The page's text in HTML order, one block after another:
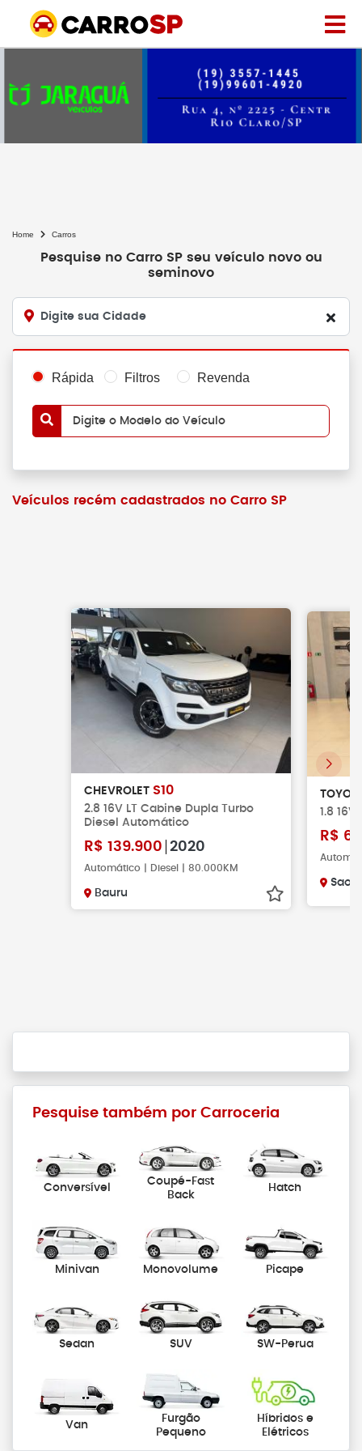
Home Carros
Pesquise no Carro SP seu veículo novo ou
seminovo
Digite sua Cidade
Rápida Filtros Revenda
Digite o Modelo do Veículo
Veículos recém cadastrados no Carro SP
CHEVROLET S10
2.8 16V LT Cabine Dupla Turbo
Diesel Automático
R$ 139.900 2020
Automático | Diesel | 80.000KM
Bauru
1.8
R$
Sao
Pesquise também por Carroceria
Conversível
Coupé-Fast
Back
Hatch
Minivan Monovolume Picape
Sedan SUV SW-Perua
Van
Furgão
Pequeno
Híbridos e
Elétricos